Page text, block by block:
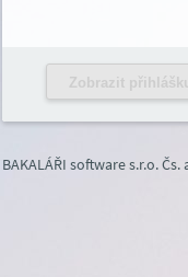
Zobrazit
BAKALÁŘI software s.r.o.Čs.